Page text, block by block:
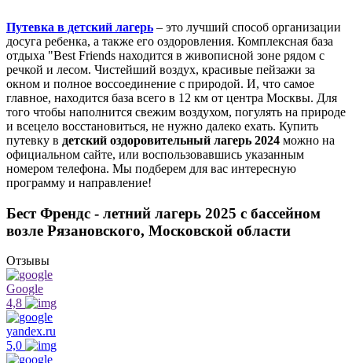
Путевка в детский лагерь – это лучший способ организации
досуга ребенка, а также его оздоровления. Комплексная база
отдыха "Best Friends находится в живописной зоне рядом с
речкой и лесом. Чистейший воздух, красивые пейзажи за
окном и полное воссоединение с природой. И, что самое
главное, находится база всего в 12 км от центра Москвы. Для
того чтобы наполнится свежим воздухом, погулять на природе
и всецело восстановиться, не нужно далеко ехать. Купить
путевку в детский оздоровительный лагерь 2024 можно на
официальном сайте, или воспользовавшись указанным
номером телефона. Мы подберем для вас интересную
программу и направление!
Бест Френдс - летний лагерь 2025 с бассейном
возле Рязановского, Московской области
Отзывы
Google
4,8
yandex.ru
5,0